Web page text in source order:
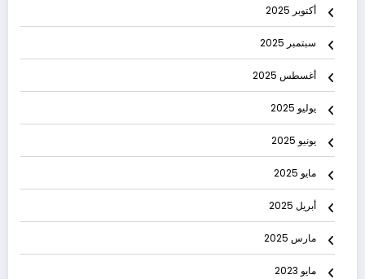
أكتوبر 2025
سبتمبر 2025
أغسطس 2025
يوليو 2025
يونيو 2025
مايو 2025
أبريل 2025
مارس 2025
مايو 2023